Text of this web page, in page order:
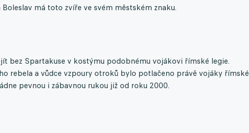
má toto zvíře ve svém městském znaku.
bez Spartakuse v kostýmu podobnému vojákovi římské legie.
rebela a vůdce vzpoury otroků bylo potlačeno právě vojáky římské
pevnou i zábavnou rukou již od roku 2000.